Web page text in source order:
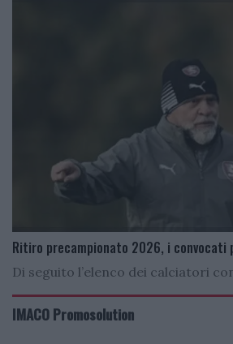
Ritiro precampionato 2026, i convocati
Di seguito l’elenco dei calciatori
IMACO Promosolution